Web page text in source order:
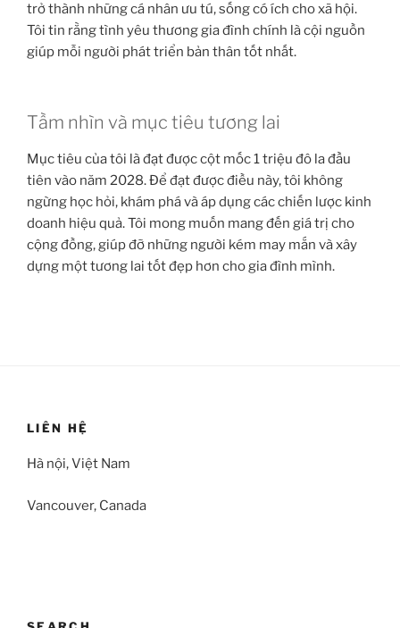
trở thành những cá nhân ưu tú, sống có ích cho xã hội.
Tôi tin rằng tình yêu thương gia đình chính là cội nguồn
giúp mỗi người phát triển bản thân tốt nhất.
Tầm nhìn và mục tiêu tương lai
Mục tiêu của tôi là đạt được cột mốc 1 triệu đô la đầu
tiên vào năm 2028. Để đạt được điều này, tôi không
ngừng học hỏi, khám phá và áp dụng các chiến lược kinh
doanh hiệu quả. Tôi mong muốn mang đến giá trị cho
cộng đồng, giúp đỡ những người kém may mắn và xây
dựng một tương lai tốt đẹp hơn cho gia đình mình.
LIÊN HỆ
Hà nội, Việt Nam
Vancouver, Canada